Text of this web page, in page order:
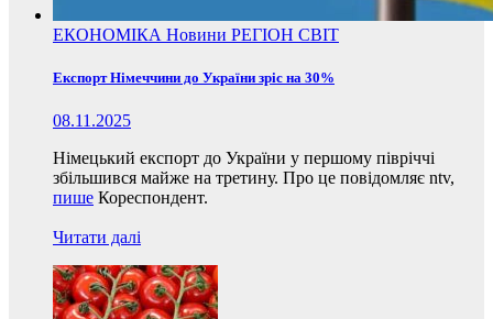
ЕКОНОМІКА Новини РЕГІОН СВІТ
Експорт Німеччини до України зріс на 30%
08.11.2025
Німецький експорт до України у першому півріччі
збільшився майже на третину. Про це повідомляє ntv,
пише Кореспондент.
Читати далі